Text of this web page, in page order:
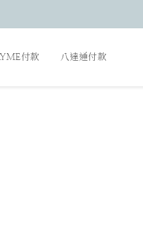
付款 八達通付款